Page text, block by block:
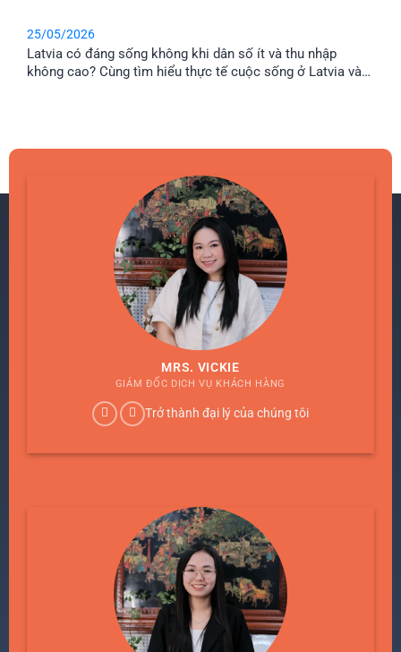
25/05/2026
Latvia có đáng sống không khi dân số ít và thu nhập
không cao? Cùng tìm hiểu thực tế cuộc sống ở Latvia và
MRS. VICKIE
GIÁM ĐỐC DỊCH VỤ KHÁCH HÀNG
Trở thành đại lý của chúng tôi